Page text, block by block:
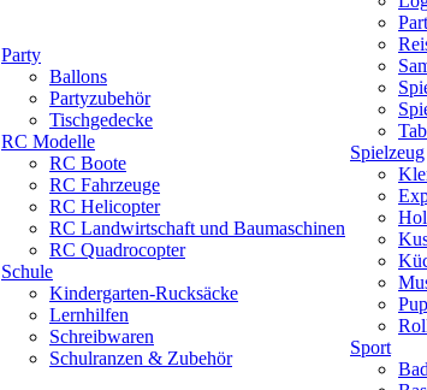
Party
Ballons
Partyzubehör
Tischgedecke
RC Modelle
RC Boote
RC Fahrzeuge
RC Helicopter
RC Landwirtschaft und Baumaschinen
RC Quadrocopter
Schule
Kindergarten-Rucksäcke
Lernhilfen
Schreibwaren
Schulranzen & Zubehör
Spielzeug
Sport